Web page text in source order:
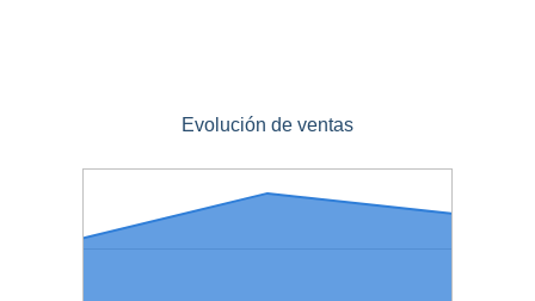
Evolución de ventas